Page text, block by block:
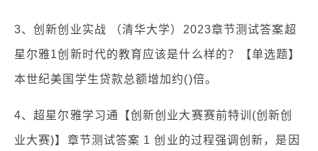
3、创新创业实战 （清华大学）2023章节测试答案超
星尔雅1创新时代的教育应该是什么样的？【单选题】
本世纪美国学生贷款总额增加约()倍。
4、超星尔雅学习通【创新创业大赛赛前特训(创新创
业大赛)】章节测试答案 1 创业的过程强调创新，是因